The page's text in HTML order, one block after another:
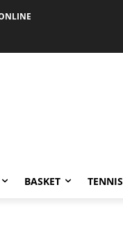
BASKET TENNIS